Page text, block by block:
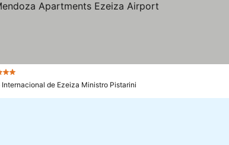
de Ezeiza Ministro Pistarini